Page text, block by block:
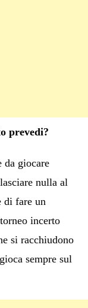
prevedi?
da giocare
nulla al
di fare un
incerto
si racchiudono
sempre sul